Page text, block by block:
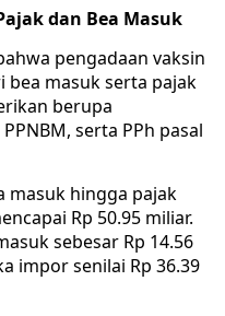
dan Bea Masuk
pengadaan vaksin
masuk serta pajak
berupa
serta PPh pasal
masuk hingga pajak
Rp 50.95 miliar.
sebesar Rp 14.56
impor senilai Rp 36.39